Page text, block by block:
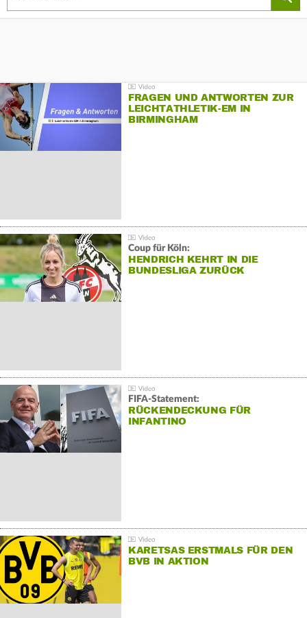
FRAGEN UND ANTWORTEN ZUR
LEICHTATHLETIK-EM IN
BIRMINGHAM
Coup für Köln:
HENDRICH KEHRT IN DIE
BUNDESLIGA ZURÜCK
FIFA-Statement:
RÜCKENDECKUNG FÜR
INFANTINO
KARETSAS ERSTMALS FÜR DEN
BVB IN AKTION